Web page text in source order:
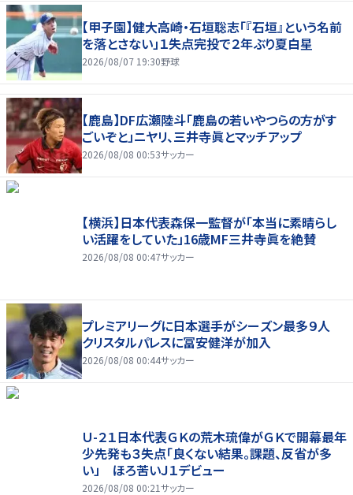
【甲子園】健大高崎・石垣聡志「『石垣』という名前
を落とさない」１失点完投で２年ぶり夏白星
2026/08/07 19:30野球
【鹿島】DF広瀬陸斗「鹿島の若いやつらの方がす
ごいぞと」ニヤリ、三井寺眞とマッチアップ
2026/08/08 00:53サッカー
【横浜】日本代表森保一監督が「本当に素晴らし
い活躍をしていた」16歳MF三井寺眞を絶賛
2026/08/08 00:47サッカー
プレミアリーグに日本選手がシーズン最多９人
クリスタルパレスに冨安健洋が加入
2026/08/08 00:44サッカー
Ｕ-２１日本代表ＧＫの荒木琉偉がＧＫで開幕最年
少先発も３失点「良くない結果。課題、反省が多
い」 ほろ苦いＪ１デビュー
2026/08/08 00:21サッカー